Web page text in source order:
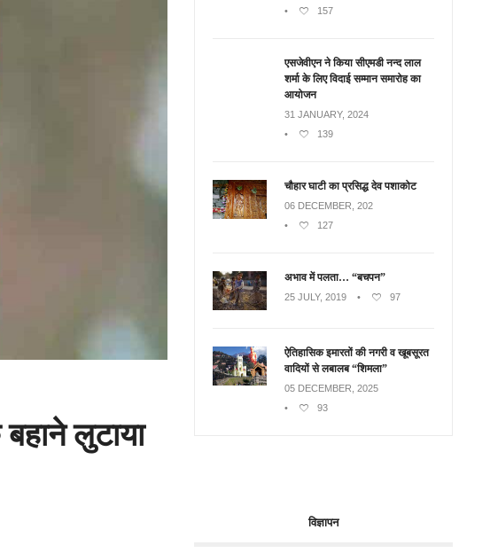
लुटाया
•
157
एसजेवीएन ने किया सीएमडी नन्‍द लाल
शर्मा के लिए विदाई सम्मान समारोह का
आयोजन
31 JANUARY, 2024
•
139
चौहार घाटी का प्रसिद्ध देव पशाकोट
06 DECEMBER, 202
•
127
अभाव में पलता… “बचपन”
25 JULY, 2019 • 97
ऐतिहासिक इमारतों की नगरी व खूबसूरत
वादियों से लबालब “शिमला”
05 DECEMBER, 2025
•
93
विज्ञापन